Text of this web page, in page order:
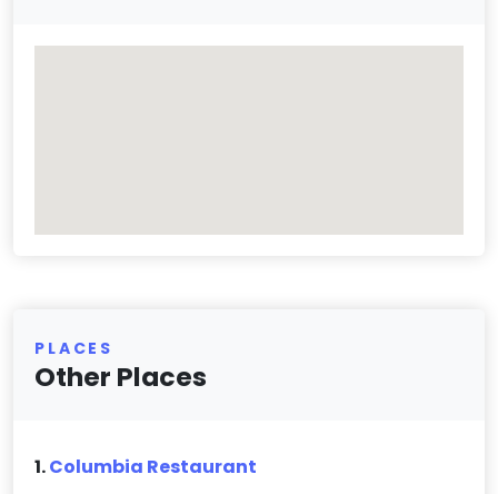
PLACES
Other Places
1.Columbia Restaurant